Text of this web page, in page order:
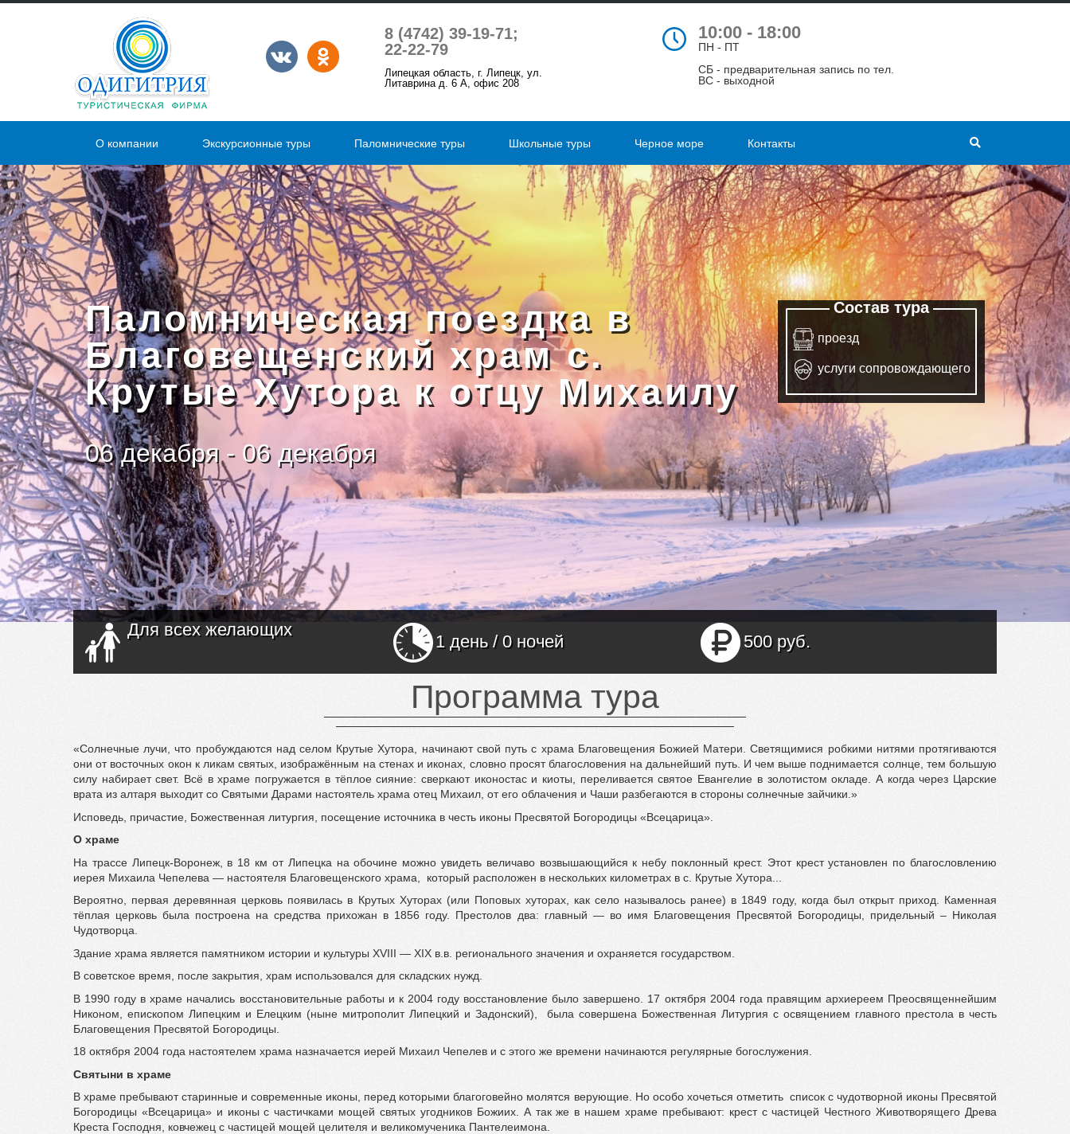
8 (4742) 39-19-71;
22-22-79
Липецкая область, г. Липецк, ул.
Литаврина д. 6 А, офис 208
10:00 - 18:00
ПН - ПТ
СБ - предварительная запись по тел.
ВС - выходной
О компании Экскурсионные туры Паломнические туры Школьные туры Черное море Контакты
Паломническая поездка в
Благовещенский храм с.
Крутые Хутора к отцу Михаилу
06 декабря - 06 декабря
Состав тура
проезд
услуги сопровождающего
Для всех желающих
1 день / 0 ночей 500 руб.
Программа тура
«Солнечные лучи, что пробуждаются над селом Крутые Хутора, начинают свой путь с храма Благовещения Божией Матери. Светящимися робкими нитями протягиваются
они от восточных окон к ликам святых, изображённым на стенах и иконах, словно просят благословения на дальнейший путь. И чем выше поднимается солнце, тем большую
силу набирает свет. Всё в храме погружается в тёплое сияние: сверкают иконостас и киоты, переливается святое Евангелие в золотистом окладе. А когда через Царские
врата из алтаря выходит со Святыми Дарами настоятель храма отец Михаил, от его облачения и Чаши разбегаются в стороны солнечные зайчики.»
Исповедь, причастие, Божественная литургия, посещение источника в честь иконы Пресвятой Богородицы «Всецарица».
О храме
На трассе Липецк-Воронеж, в 18 км от Липецка на обочине можно увидеть величаво возвышающийся к небу поклонный крест. Этот крест установлен по благословлению
иерея Михаила Чепелева — настоятеля Благовещенского храма, который расположен в нескольких километрах в с. Крутые Хутора...
Вероятно, первая деревянная церковь появилась в Крутых Хуторах (или Поповых хуторах, как село называлось ранее) в 1849 году, когда был открыт приход. Каменная
тёплая церковь была построена на средства прихожан в 1856 году. Престолов два: главный — во имя Благовещения Пресвятой Богородицы, придельный – Николая
Чудотворца.
Здание храма является памятником истории и культуры XVIII — XIX в.в. регионального значения и охраняется государством.
В советское время, после закрытия, храм использовался для складских нужд.
В 1990 году в храме начались восстановительные работы и к 2004 году восстановление было завершено. 17 октября 2004 года правящим архиереем Преосвященнейшим
Никоном, епископом Липецким и Елецким (ныне митрополит Липецкий и Задонский), была совершена Божественная Литургия с освящением главного престола в честь
Благовещения Пресвятой Богородицы.
18 октября 2004 года настоятелем храма назначается иерей Михаил Чепелев и с этого же времени начинаются регулярные богослужения.
Святыни в храме
В храме пребывают старинные и современные иконы, перед которыми благоговейно молятся верующие. Но особо хочеться отметить список с чудотворной иконы Пресвятой
Богородицы «Всецарица» и иконы с частичками мощей святых угодников Божиих. А так же в нашем храме пребывают: крест с частицей Честного Животворящего Древа
Креста Господня, ковчежец с частицей мощей целителя и великомученика Пантелеимона.